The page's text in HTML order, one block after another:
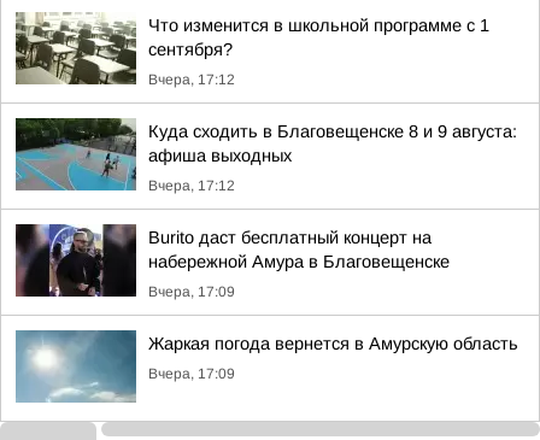
Что изменится в школьной программе с 1
сентября?
Вчера, 17:12
Куда сходить в Благовещенске 8 и 9 августа:
афиша выходных
Вчера, 17:12
Burito даст бесплатный концерт на
набережной Амура в Благовещенске
Вчера, 17:09
Жаркая погода вернется в Амурскую область
Вчера, 17:09